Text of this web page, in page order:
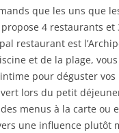
que les uns que
4 restaurants et
restaurant est
et de la plage,
pour déguster vos
lors du petit
menus à la carte ou
une influence plutôt